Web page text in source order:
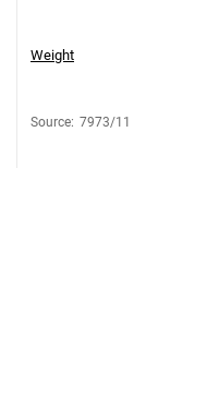
Weight
Source: 7973/11